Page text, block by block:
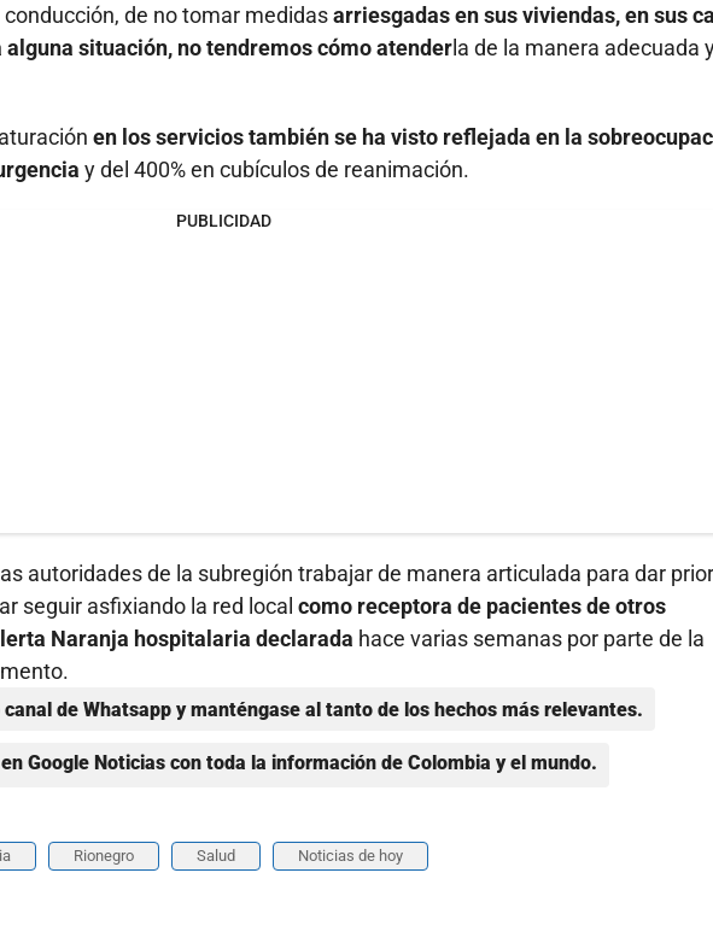
de no tomar medidasarriesgadas en sus viviendas, en sus
situación, no tendremos cómo atender la de la manera adecuada
en los servicios también se ha visto reflejada en la
y del 400% en cubículos de reanimación.
PUBLICIDAD
autoridades de la subregión trabajar de manera articulada para dar
seguir asfixiando la red local como receptora de pacientes de otros
Naranja hospitalaria declarada hace varias semanas por parte de la
de Whatsapp y manténgase al tanto de los hechos más relevantes.
Google Noticias con toda la información de Colombia y el mundo.
Rionegro Salud Noticias de hoy